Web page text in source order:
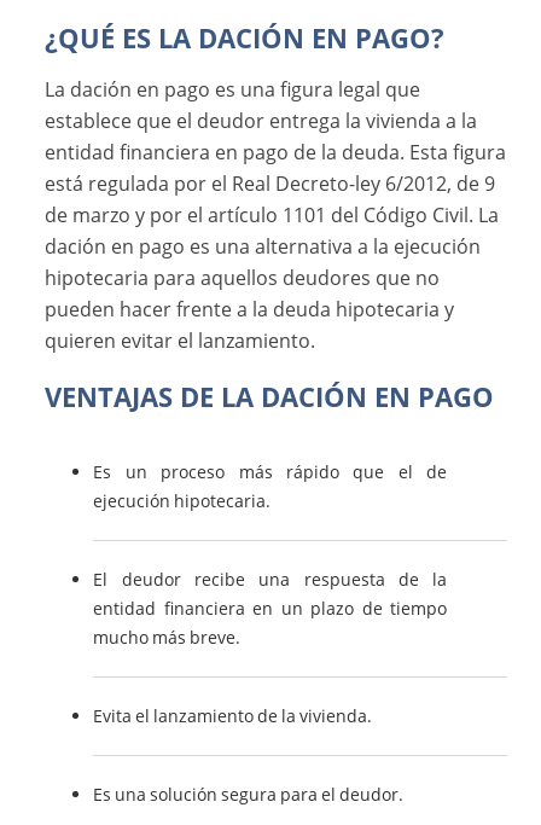
¿QUÉ ES LA DACIÓN EN PAGO?
La dación en pago es una figura legal que
establece que el deudor entrega la vivienda a la
entidad financiera en pago de la deuda. Esta figura
está regulada por el Real Decreto-ley 6/2012, de 9
de marzo y por el artículo 1101 del Código Civil. La
dación en pago es una alternativa a la ejecución
hipotecaria para aquellos deudores que no
pueden hacer frente a la deuda hipotecaria y
quieren evitar el lanzamiento.
VENTAJAS DE LA DACIÓN EN PAGO
Es un proceso más rápido que el de
ejecución hipotecaria.
El deudor recibe una respuesta de la
entidad financiera en un plazo de tiempo
mucho más breve.
Evita el lanzamiento de la vivienda.
Es una solución segura para el deudor.